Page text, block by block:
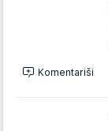
Komentariši